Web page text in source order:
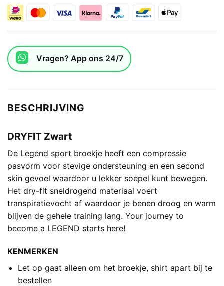
Vragen? App ons 24/7
BESCHRIJVING
DRYFIT Zwart
De Legend sport broekje heeft een compressie
pasvorm voor stevige ondersteuning en een second
skin gevoel waardoor u lekker soepel kunt bewegen.
Het dry-fit sneldrogend materiaal voert
transpiratievocht af waardoor je benen droog en warm
blijven de gehele training lang. Your journey to
become a LEGEND starts here!
KENMERKEN
Let op gaat alleen om het broekje, shirt apart bij te
bestellen